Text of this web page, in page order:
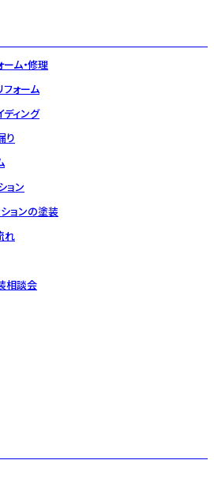
ム・修理
フォーム
ディング
り
ョン
ションの塗装
れ
相談会